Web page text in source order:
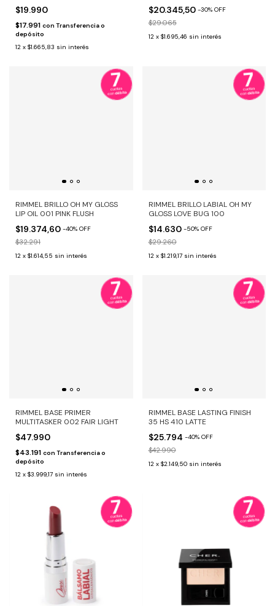
$19.990
$17.991 con Transferencia o
depósito
12 x $1.665,83 sin interés
$20.345,50 -30% OFF
$29.065
12 x $1.695,46 sin interés
RIMMEL BRILLO OH MY GLOSS
LIP OIL 001 PINK FLUSH
$19.374,60 -40% OFF
$32.291
12 x $1.614,55 sin interés
RIMMEL BRILLO LABIAL OH MY
GLOSS LOVE BUG 100
$14.630 -50% OFF
$29.260
12 x $1.219,17 sin interés
RIMMEL BASE PRIMER
MULTITASKER 002 FAIR LIGHT
$47.990
$43.191 con Transferencia o
depósito
12 x $3.999,17 sin interés
RIMMEL BASE LASTING FINISH
35 HS 410 LATTE
$25.794 -40% OFF
$42.990
12 x $2.149,50 sin interés